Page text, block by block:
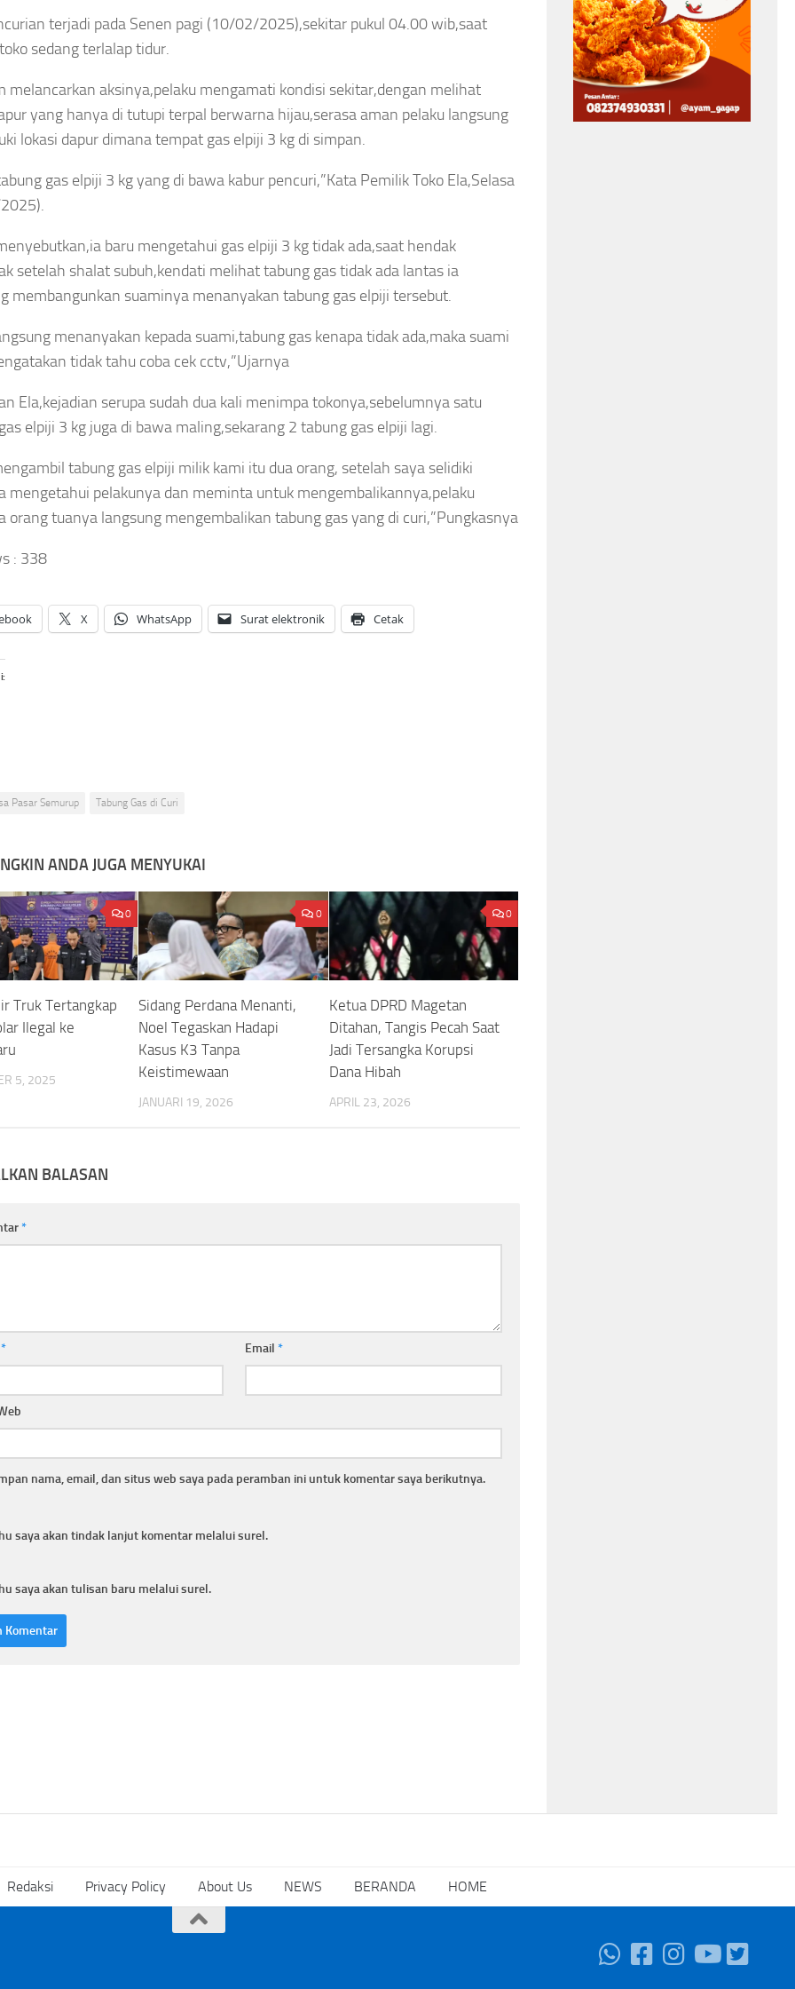
terjadi pada Senen pagi (10/02/2025),sekitar pukul 04.00 wib,saat
sedang terlalap tidur.
melancarkan aksinya,pelaku mengamati kondisi sekitar,dengan melihat
yang hanya di tutupi terpal berwarna hijau,serasa aman pelaku langsung
lokasi dapur dimana tempat gas elpiji 3 kg di simpan.
gas elpiji 3 kg yang di bawa kabur pencuri,”Kata Pemilik Toko Ela,Selasa
baru mengetahui gas elpiji 3 kg tidak ada,saat hendak
setelah shalat subuh,kendati melihat tabung gas tidak ada lantas ia
membangunkan suaminya menanyakan tabung gas elpiji tersebut.
menanyakan kepada suami,tabung gas kenapa tidak ada,maka suami
tidak tahu coba cek cctv,”Ujarnya
Ela,kejadian serupa sudah dua kali menimpa tokonya,sebelumnya satu
elpiji 3 kg juga di bawa maling,sekarang 2 tabung gas elpiji lagi.
tabung gas elpiji milik kami itu dua orang, setelah saya selidiki
mengetahui pelakunya dan meminta untuk mengembalikannya,pelaku
orang tuanya langsung mengembalikan tabung gas yang di curi,”Pungkasnya
: 338
X WhatsApp Surat elektronik Cetak
Pasar Semurup Tabung Gas di Curi
ANDA JUGA MENYUKAI
0
Truk Tertangkap
Ilegal ke
5, 2025
0
Sidang Perdana Menanti,
Noel Tegaskan Hadapi
Kasus K3 Tanpa
Keistimewaan
JANUARI 19, 2026
0
Ketua DPRD Magetan
Ditahan, Tangis Pecah Saat
Jadi Tersangka Korupsi
Dana Hibah
APRIL 23, 2026
BALASAN
*
* Email*
nama, email, dan situs web saya pada peramban ini untuk komentar saya berikutnya.
saya akan tindak lanjut komentar melalui surel.
saya akan tulisan baru melalui surel.
Pasien
KKI Periksa
Dokter
Perawat
Agustus 6, 2026
Kemerdekaan! Bupati
Cup III Resmi
Menghangatkan HUT
RI
Kejari Sungai Penuh
Bangun Benteng
Kerukunan, Libatkan
Aparat Keamanan
HUKUM
KPK Temukan
SGD2.000,
Pengembalian
Antoni Belum
Lengkap
Asep
INTERNASIONAL
Tragis!
Yala FC
Tewas
Petir Saat
Bertanding
di Thailand
Asep
Redaksi Privacy Policy About Us NEWS BERANDA HOME